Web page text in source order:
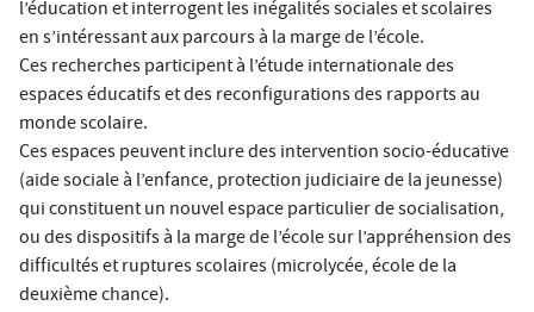
l’éducation et interrogent les inégalités sociales et scolaires
en s’intéressant aux parcours à la marge de l’école.
Ces recherches participent à l’étude internationale des
espaces éducatifs et des reconfigurations des rapports au
monde scolaire.
Ces espaces peuvent inclure des intervention socio-éducative
(aide sociale à l’enfance, protection judiciaire de la jeunesse)
qui constituent un nouvel espace particulier de socialisation,
ou des dispositifs à la marge de l’école sur l’appréhension des
difficultés et ruptures scolaires (microlycée, école de la
deuxième chance).